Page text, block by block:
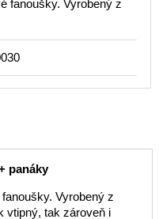
fanoušky. Vyrobený z
panáky
Vyrobený z
vtipný, tak zároveň i